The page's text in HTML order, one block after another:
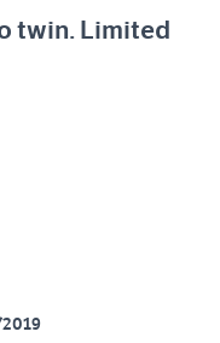
twin. Limited